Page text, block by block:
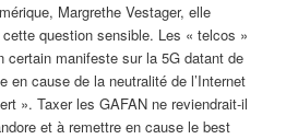
Margrethe Vestager, elle
question sensible. Les « telcos »
certain manifeste sur la 5G datant de
en cause de la neutralité de l’Internet
». Taxer les GAFAN ne reviendrait-il
et à remettre en cause le best